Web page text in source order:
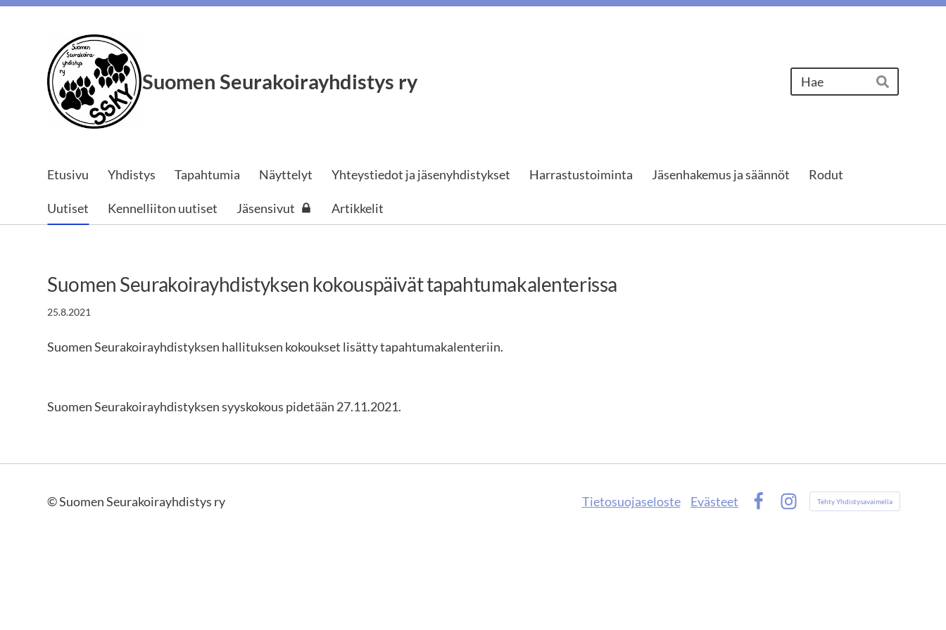
sisältöön
Suomen Seurakoirayhdistys ry
Hae
Etusivu Yhdistys Tapahtumia Näyttelyt Yhteystiedot ja jäsenyhdistykset Harrastustoiminta Jäsenhakemus ja säännöt Rodut
Uutiset Kennelliiton uutiset Jäsensivut Artikkelit
Suomen Seurakoirayhdistyksen kokouspäivät tapahtumakalenterissa
25.8.2021
Suomen Seurakoirayhdistyksen hallituksen kokoukset lisätty tapahtumakalenteriin.
Suomen Seurakoirayhdistyksen syyskokous pidetään 27.11.2021.
©Suomen Seurakoirayhdistys ry Tietosuojaseloste
Evästeet
Tehty Yhdistysavaimella